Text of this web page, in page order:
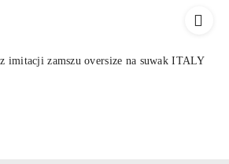
imitacji zamszu oversize na suwak ITALY